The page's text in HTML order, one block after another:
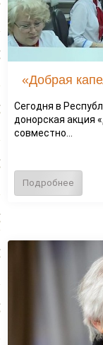
«Добрая
Сегодня в
донорская акция
совместно...
Подробнее